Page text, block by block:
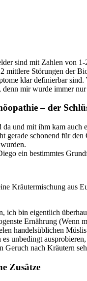
sind mit Zahlen von
mittlere Störungen der
klar definierbar
mir wurde immer
– der
da und mit ihm kam auch
gerade schonend für
ein bestimmtes
Kräutermischung aus
ich bin eigentlich
Ernährung (Wenn
handelsüblichen
unbedingt
Geruch nach Kräutern
Zusätze